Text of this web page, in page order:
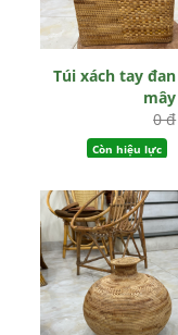
Túi xách tay đan
mây
0 đ
Còn hiệu lực